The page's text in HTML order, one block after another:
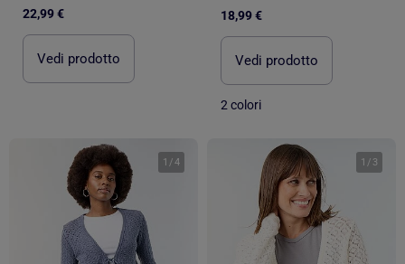
22,99 €
Vedi prodotto
18,99 €
Vedi prodotto
2 colori
1 /4 1 / 3